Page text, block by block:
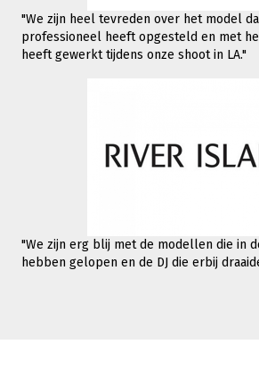
"We zijn heel tevreden over het model
professioneel heeft opgesteld en met
heeft gewerkt tijdens onze shoot in LA."
"We zijn erg blij met de modellen die in
hebben gelopen en de DJ die erbij